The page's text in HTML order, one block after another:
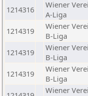
1214316
Wiener
A-Liga
1214319
Wiener
B-Liga
1214319
Wiener
B-Liga
1214319
Wiener
B-Liga
Wiener